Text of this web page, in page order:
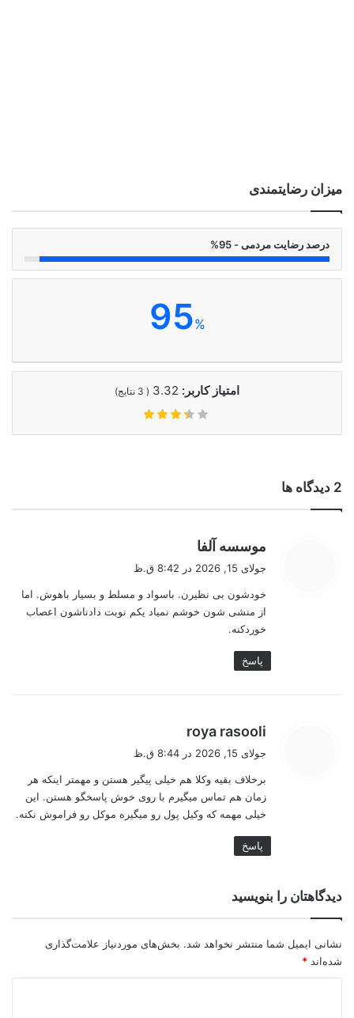
میزان رضایتمندی
درصد رضایت مردمی - 95%
95%
امتیاز کاربر: 3.32
(
3 نتایج)
‫2 دیدگاه ها
موسسه آلفا
:
جولای 15, 2026 در 8:42 ق.ظ
خودشون بی نظیرن. باسواد و مسلط و بسیار باهوش. اما
از منشی شون خوشم نمیاد یکم نوبت دادناشون اعصاب
خوردکنه.
پاسخ
roya rasooli
:
جولای 15, 2026 در 8:44 ق.ظ
برخلاف بقیه وکلا هم خیلی پیگیر هستن و مهمتر اینکه هر
زمان هم تماس میگیرم با روی خوش پاسخگو هستن. این
خیلی مهمه که وکیل پول رو میگیره موکل رو فراموش نکنه.
پاسخ
دیدگاهتان را بنویسید
نشانی ایمیل شما منتشر نخواهد شد. بخش‌های موردنیاز علامت‌گذاری
شده‌اند *